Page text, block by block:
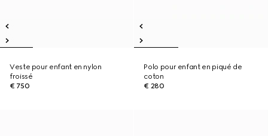
Veste pour enfant en nylon
froissé
€ 750
Polo pour enfant en piqué de
coton
€ 280